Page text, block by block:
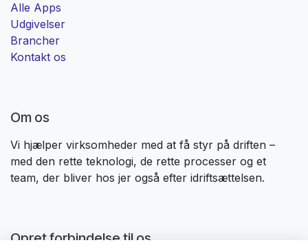
Alle Apps
Udgivelser
Brancher
Kontakt os
Om os
Vi hjælper virksomheder med at få styr på driften –
med den rette teknologi, de rette processer og et
team, der bliver hos jer også efter idriftsættelsen. ​
Opret forbindelse til os